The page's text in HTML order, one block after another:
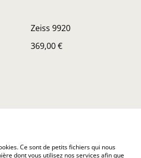
Zeiss 9920
369,00 €
Politique de cookies
Ce sont de petits fichiers qui nous
dont vous utilisez nos services afin que